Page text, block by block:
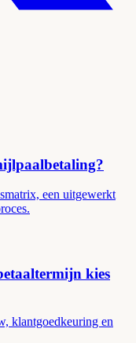
een uitgewerkt
kies
klantgoedkeuring en